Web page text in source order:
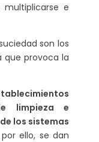
e
son los
que provoca la
limpieza e
los sistemas
ello, se dan